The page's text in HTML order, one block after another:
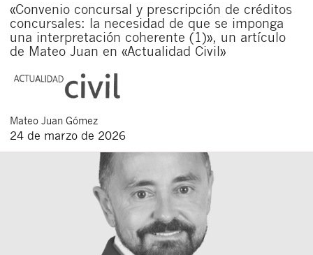
«Convenio concursal y prescripción de créditos
concursales: la necesidad de que se imponga
una interpretación coherente (1)», un artículo
de Mateo Juan en «Actualidad Civil»
Mateo Juan Gómez
24 de marzo de 2026